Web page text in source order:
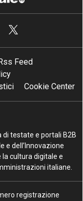
Feed
Cookie Center
di testate e portali B2B
e dell’Innovazione
cultura digitale e
italiane.
registrazione